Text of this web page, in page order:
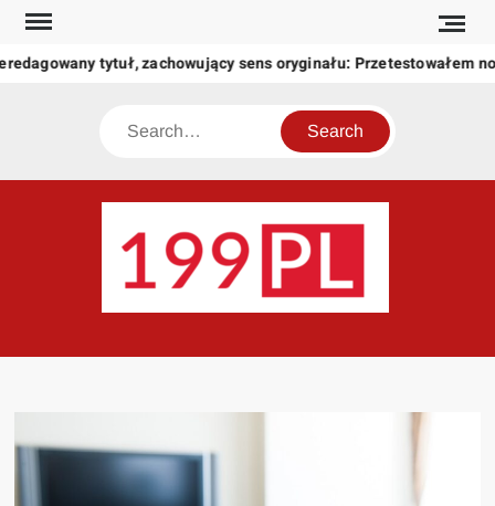
Skip
content
tytuł, zachowujący sens oryginału: Przetestowałem
Search
świat